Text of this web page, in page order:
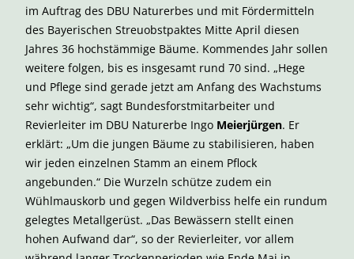
im Auftrag des DBU Naturerbes und mit Fördermitteln
des Bayerischen Streuobstpaktes Mitte April diesen
Jahres 36 hochstämmige Bäume. Kommendes Jahr sollen
weitere folgen, bis es insgesamt rund 70 sind. „Hege
und Pflege sind gerade jetzt am Anfang des Wachstums
sehr wichtig“, sagt Bundesforstmitarbeiter und
Revierleiter im DBU Naturerbe Ingo Meierjürgen. Er
erklärt: „Um die jungen Bäume zu stabilisieren, haben
wir jeden einzelnen Stamm an einem Pflock
angebunden.“ Die Wurzeln schütze zudem ein
Wühlmauskorb und gegen Wildverbiss helfe ein rundum
gelegtes Metallgerüst. „Das Bewässern stellt einen
hohen Aufwand dar“, so der Revierleiter, vor allem